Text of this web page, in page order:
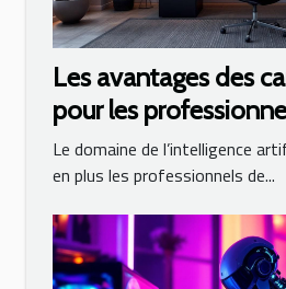
Les avantages des
pour les
l'informatique
Le domaine de l’intelligence
en plus les professionnels de...